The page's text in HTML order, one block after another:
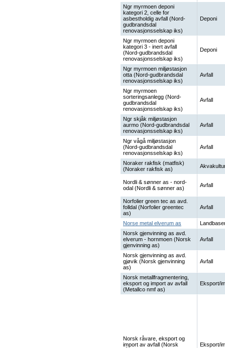
Ngr myrmoen deponi
kategori 2, celle for
asbestholdig avfall (Nord-
gudbrandsdal
renovasjonsselskap iks)
Deponi
Ngr myrmoen deponi
kategori 3 - inert avfall
(Nord-gudbrandsdal
renovasjonsselskap iks)
Deponi
Ngr myrmoen miljøstasjon
otta (Nord-gudbrandsdal
renovasjonsselskap iks)
Avfall
Ngr myrmoen
sorteringsanlegg (Nord-
gudbrandsdal
renovasjonsselskap iks)
Avfall
Ngr skjåk miljøstasjon
aurmo (Nord-gudbrandsdal
renovasjonsselskap iks)
Avfall
Ngr vågå miljøstasjon
(Nord-gudbrandsdal
renovasjonsselskap iks)
Avfall
Noraker rakfisk (matfisk)
(Noraker rakfisk as)
Nordli & sønner as - nord-
odal (Nordli & sønner as)
Avfall
Norfolier green tec as avd.
folldal (Norfolier greentec
as)
Avfall
Norse metal elverum as
Norsk gjenvinning as avd.
elverum - hornmoen (Norsk
gjenvinning as)
Avfall
Norsk gjenvinning as avd.
gjøvik (Norsk gjenvinning
as)
Avfall
Norsk metallfragmentering,
eksport og import av avfall
(Metallco nmf as)
Eksport/
Norsk råvare, eksport og
import av avfall (Norsk
Eksport/